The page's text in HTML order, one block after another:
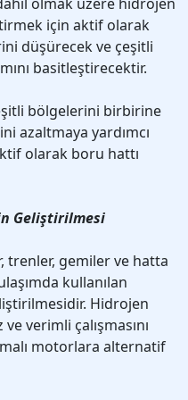
için aktif olarak
düşürecek ve çeşitli
basitleştirecektir.
bölgelerini birbirine
azaltmaya yardımcı
olarak boru hattı
Geliştirilmesi
trenler, gemiler ve hatta
kullanılan
Hidrojen
verimli çalışmasını
motorlara alternatif